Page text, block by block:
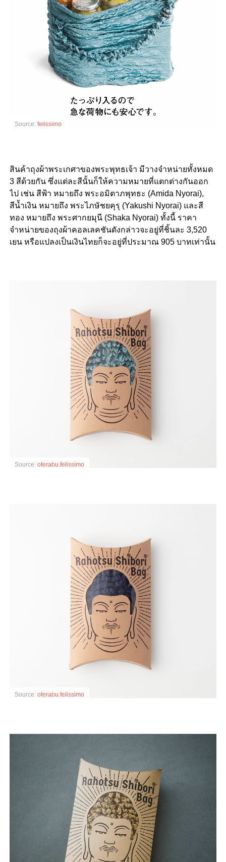
Source: felissimo
สินค้าถุงผ้าพระเกศาของพระพุทธเจ้า มีวางจำหน่ายทั้งหมด
3 สีด้วยกัน ซึ่งแต่ละสีนั้นก็ให้ความหมายที่แตกต่างกันออก
ไป เช่น สีฟ้า หมายถึง พระอมิตาภพุทธะ (Amida Nyorai),
สีน้ำเงิน หมายถึง พระไภษัชยคุรุ (Yakushi Nyorai) และสี
ทอง หมายถึง พระศากยมุนี(Shaka Nyorai) ทั้งนี้ ราคา
จำหน่ายของถุงผ้าคอลเลคชันดังกล่าวจะอยู่ที่ชิ้นละ 3,520
เยน หรือแปลงเป็นเงินไทยก็จะอยู่ที่ประมาณ905 บาทเท่านั้น
Source: oterabu.felissimo
Source: oterabu.felissimo